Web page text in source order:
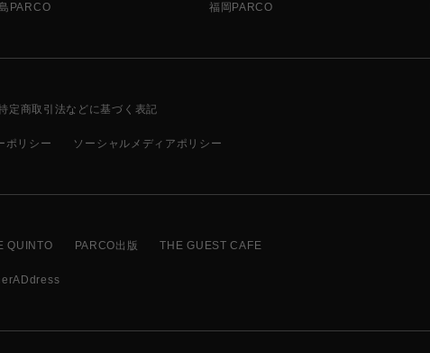
PARCO
福岡PARCO
定商取引法などに基づく表記
ポリシー ソーシャルメディアポリシー
QUINTO PARCO出版 THE GUEST CAFE